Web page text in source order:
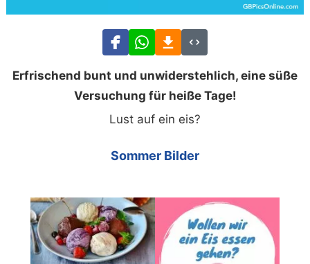
Erfrischend bunt und unwiderstehlich, eine süße
Versuchung für heiße Tage!
Lust auf ein eis?
Sommer Bilder